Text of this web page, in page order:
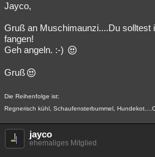
Jayco,
Gruß an Muschimaunzi....Du solltest
fangen!
Geh angeln. :-)
Gruß
Die Reihenfolge ist:
Regnerisch kühl, Schaufensterbummel,
jayco
ehemaliges Mitglied